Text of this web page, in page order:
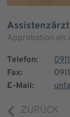
Approbation als
Telefon:
Fax:
E-Mail:
ZURÜCK